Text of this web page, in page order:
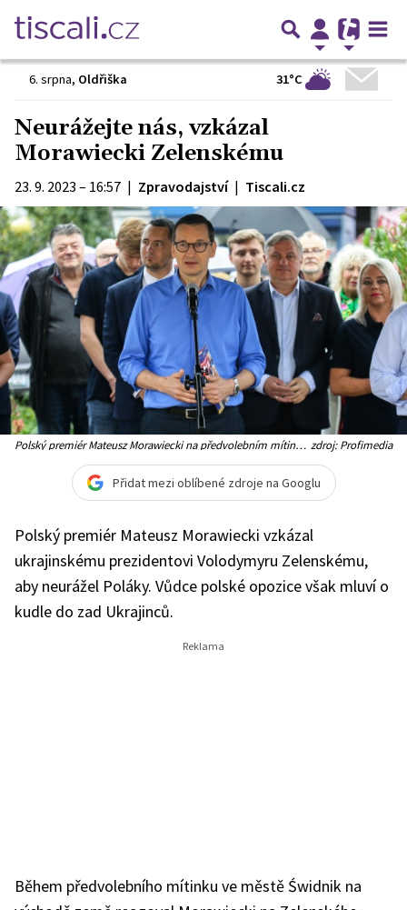
6. srpna, Oldřiška 31°C
Neurážejte nás, vzkázal
Morawiecki Zelenskému
23. 9. 2023 – 16:57 | Zpravodajství | Tiscali.cz
Polský premiér Mateusz Morawiecki na předvolebním mítinku zdroj: Profimedia
Přidat mezi oblíbené zdroje na Googlu
Polský premiér Mateusz Morawiecki vzkázal
ukrajinskému prezidentovi Volodymyru Zelenskému,
aby neurážel Poláky. Vůdce polské opozice však mluví o
kudle do zad Ukrajinců.
Během předvolebního mítinku ve městě Świdnik na